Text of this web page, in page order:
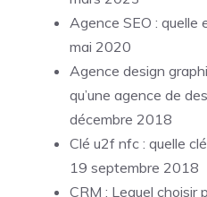
Agence SEO : quelle
mai 2020
Agence design
qu’une agence de
décembre 2018
Clé u2f nfc : quelle
19 septembre 2018
CRM : Lequel choisir